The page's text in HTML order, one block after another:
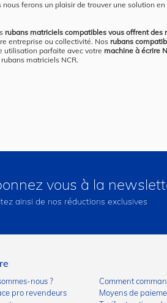
nous ferons un plaisir de trouver une solution
rubans matriciels compatibles vous offrent
entreprise ou collectivité. Nos rubans
utilisation parfaite avec votre machine à écrire
rubans matriciels NCR.
vous à la
ainsi de nos réductions exclusives
nous ?
pro revendeurs
Comment
Moyens de